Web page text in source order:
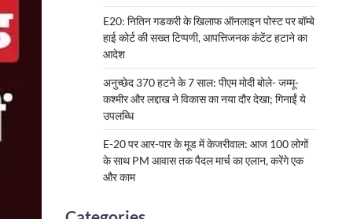
E20: नितिन गडकरी के खिलाफ ऑनलाइन पोस्ट पर बॉम्बे
हाई कोर्ट की सख्त टिप्पणी, आपत्तिजनक कंटेंट हटाने का
आदेश
अनुच्छेद 370 हटने के 7 साल: पीएम मोदी बोले- जम्मू-
कश्मीर और लद्दाख ने विकास का नया दौर देखा; गिनाईं ये
उपलब्धि
E-20 पर आर-पार के मूड में केजरीवाल: आज 100 लोगों
के साथ PM आवास तक पैदल मार्च का एलान, करेंगे एक
और काम